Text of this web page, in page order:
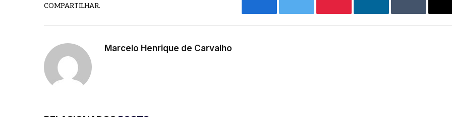
COMPARTILHAR.
FacebookTwitter PinterestLinkedInTumblr
Marcelo Henrique de Carvalho